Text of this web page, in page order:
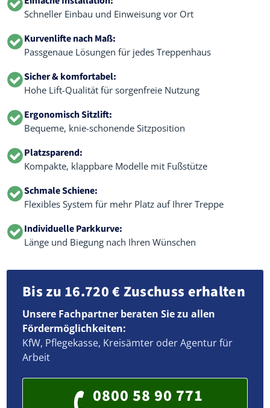
Schneller Einbau und Einweisung vor Ort
Kurvenlifte nach Maß:
Passgenaue Lösungen für jedes Treppenhaus
Sicher & komfortabel:
Hohe Lift-Qualität für sorgenfreie Nutzung
Ergonomisch Sitzlift:
Bequeme, knie-schonende Sitzposition
Platzsparend:
Kompakte, klappbare Modelle mit Fußstütze
Schmale Schiene:
Flexibles System für mehr Platz auf Ihrer Treppe
Individuelle Parkkurve:
Länge und Biegung nach Ihren Wünschen
Bis zu 16.720 € Zuschuss erhalten
Unsere Fachpartner beraten Sie zu allen
Fördermöglichkeiten:
KfW, Pflegekasse, Kreisämter oder Agentur für
Arbeit
0800 58 90 771